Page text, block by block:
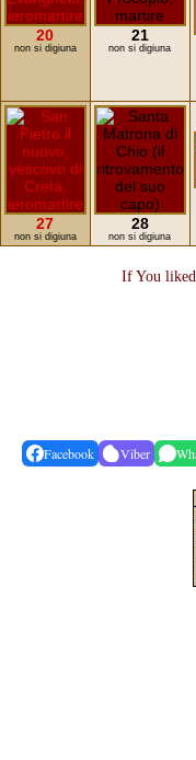
20
non si digiuna
21
non si digiuna
27
non si digiuna
28
non si digiuna
If You liked
Facebook Viber